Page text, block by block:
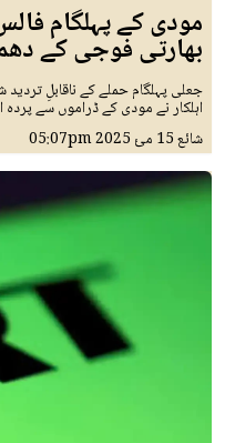
مودی کے پہلگام
بھارتی فوجی کے
جعلی پہلگام حملے کے ناقابلِ
اہلکار نے مودی کے ڈراموں سے پردہ
شائع15 مئ 2025 05:07pm